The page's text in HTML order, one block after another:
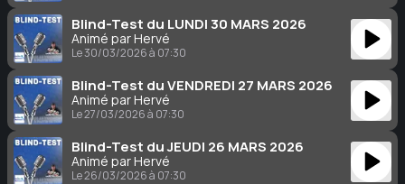
Blind-Test du LUNDI 30 MARS 2026
Animé par Hervé
Le 30/03/2026 à 07:30
Blind-Test du VENDREDI 27 MARS 2026
Animé par Hervé
Le 27/03/2026 à 07:30
Blind-Test du JEUDI 26 MARS 2026
Animé par Hervé
Le 26/03/2026 à 07:30